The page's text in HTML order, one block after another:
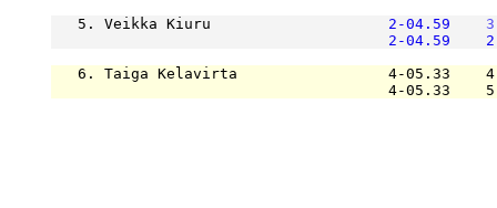
   5. Veikka Kiuru
2-04.59
2-04.59
6. Taiga Kelavirta                 4-05.33
4-